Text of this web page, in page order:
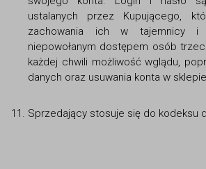
ustalanych przez Kupującego,
zachowania ich w tajemnicy i
niepowołanym dostępem osób
każdej chwili możliwość wglądu,
danych oraz usuwania konta w
Sprzedający stosuje się do kodeksu